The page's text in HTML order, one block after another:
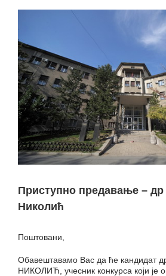
Приступно предавање –
Николић
Поштовани,
Обавештавамо Вас да ће кандидат
НИКОЛИЋ, учесник конкурса који је